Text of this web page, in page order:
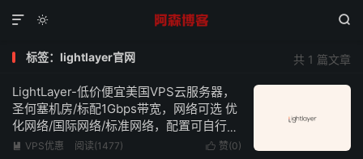
 

共 1 篇文章
标签：lightlayer官网
LightLayer-低价便宜美国VPS云服务器，
圣何塞机房/标配1Gbps带宽，网络可选 优
化网络/国际网络/标准网络，配置可自行
DIY，低至$10.9/年
 赞(0)
 VPS优惠 阅读(1477)